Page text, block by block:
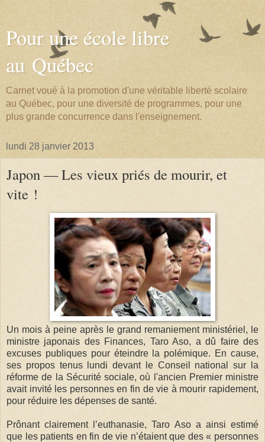
Pour une école libre
au Québec
Carnet voué à la promotion d'une véritable liberté scolaire
au Québec, pour une diversité de programmes, pour une
plus grande concurrence dans l'enseignement.
lundi 28 janvier 2013
Japon — Les vieux priés de mourir, et
vite !
Un mois à peine après le grand remaniement ministériel, le
ministre japonais des Finances, Taro Aso, a dû faire des
excuses publiques pour éteindre la polémique. En cause,
ses propos tenus lundi devant le Conseil national sur la
réforme de la Sécurité sociale, où l'ancien Premier ministre
avait invité les personnes en fin de vie à mourir rapidement,
pour réduire les dépenses de santé.
Prônant clairement l’euthanasie, Taro Aso a ainsi estimé
que les patients en fin de vie n’étaient que des « personnes